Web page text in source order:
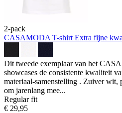
2-pack
CASAMODA T-shirt Extra fijne
Dit tweede exemplaar van het
showcases de consistente kwaliteit
materiaal-samenstelling . Zuiver wit,
om jarenlang mee...
Regular fit
€ 29,95